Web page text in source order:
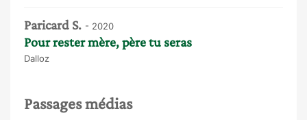
Paricard S. - 2020
Pour rester mère, père tu seras
Dalloz
Passages médias